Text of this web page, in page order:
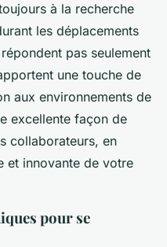
à la recherche
les déplacements
pas seulement
une touche de
aux environnements de
excellente façon de
collaborateurs, en
et innovante de votre
pour se